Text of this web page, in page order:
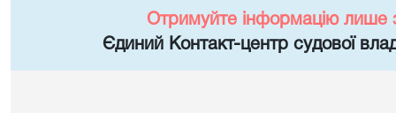
Отримуйте інформацію лише
Єдиний Контакт-центр судової